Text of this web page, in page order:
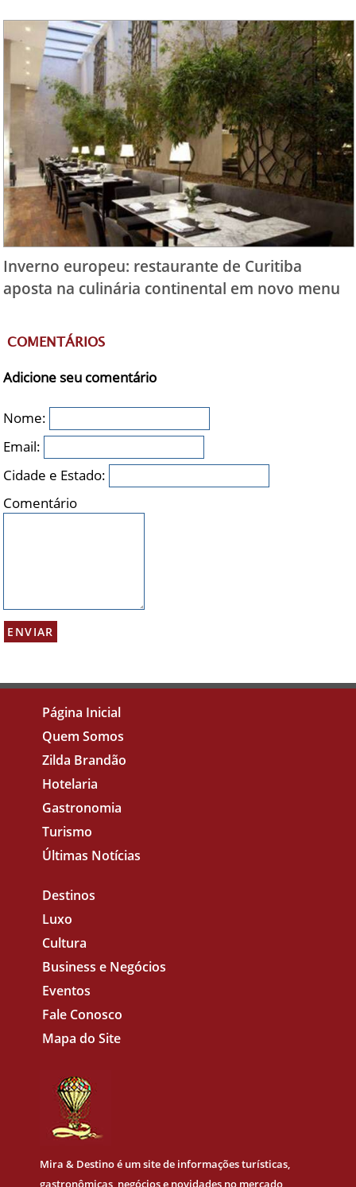
Inverno europeu: restaurante de Curitiba
aposta na culinária continental em novo menu
COMENTÁRIOS
Adicione seu comentário
Nome:
Email:
Cidade e Estado:
Comentário
Página Inicial
Quem Somos
Zilda Brandão
Hotelaria
Gastronomia
Turismo
Últimas Notícias
Destinos
Luxo
Cultura
Business e Negócios
Eventos
Fale Conosco
Mapa do Site
Mira & Destinoé um site de informações turísticas,
gastronômicas, negócios e novidades no mercado